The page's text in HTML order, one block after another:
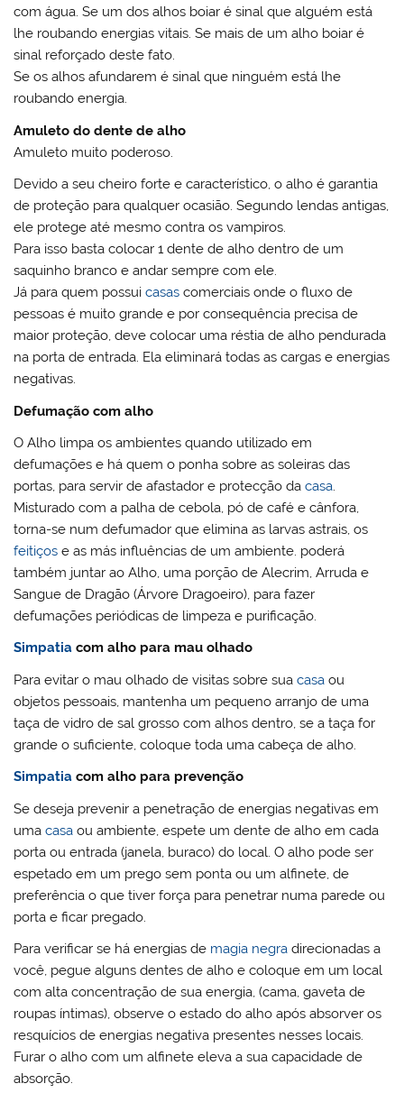
com água. Se um dos alhos boiar é sinal que alguém está
lhe roubando energias vitais. Se mais de um alho boiar é
sinal reforçado deste fato.
Se os alhos afundarem é sinal que ninguém está lhe
roubando energia.
Amuleto do dente de alho
Amuleto muito poderoso.
Devido a seu cheiro forte e característico, o alho é garantia
de proteção para qualquer ocasião. Segundo lendas antigas,
ele protege até mesmo contra os vampiros.
Para isso basta colocar 1 dente de alho dentro de um
saquinho branco e andar sempre com ele.
Já para quem possuicasas comerciais onde o fluxo de
pessoas é muito grande e por consequência precisa de
maior proteção, deve colocar uma réstia de alho pendurada
na porta de entrada. Ela eliminará todas as cargas e energias
negativas.
Defumação com alho
O Alho limpa os ambientes quando utilizado em
defumações e há quem o ponha sobre as soleiras das
portas, para servir de afastador e protecção dacasa.
Misturado com a palha de cebola, pó de café e cânfora,
torna-se num defumador que elimina as larvas astrais, os
feitiços e as más influências de um ambiente. poderá
também juntar ao Alho, uma porção de Alecrim, Arruda e
Sangue de Dragão (Árvore Dragoeiro), para fazer
defumações periódicas de limpeza e purificação.
Simpatia com alho para mau olhado
Para evitar o mau olhado de visitas sobre suacasa ou
objetos pessoais, mantenha um pequeno arranjo de uma
taça de vidro de sal grosso com alhos dentro, se a taça for
grande o suficiente, coloque toda uma cabeça de alho.
Simpatia com alho para prevenção
Se deseja prevenir a penetração de energias negativas em
umacasa ou ambiente, espete um dente de alho em cada
porta ou entrada (janela, buraco) do local. O alho pode ser
espetado em um prego sem ponta ou um alfinete, de
preferência o que tiver força para penetrar numa parede ou
porta e ficar pregado.
Para verificar se há energias de magia negra direcionadas a
você, pegue alguns dentes de alho e coloque em um local
com alta concentração de sua energia, (cama, gaveta de
roupas íntimas), observe o estado do alho após absorver os
resquícios de energias negativa presentes nesses locais.
Furar o alho com um alfinete eleva a sua capacidade de
absorção.